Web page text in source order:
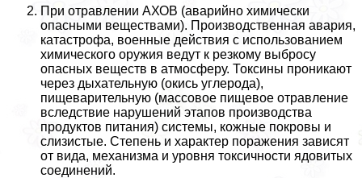
При отравлении АХОВ (аварийно химически
опасными веществами). Производственная авария,
катастрофа, военные действия с использованием
химического оружия ведут к резкому выбросу
опасных веществ в атмосферу. Токсины проникают
через дыхательную (окись углерода),
пищеварительную (массовое пищевое отравление
вследствие нарушений этапов производства
продуктов питания) системы, кожные покровы и
слизистые. Степень и хаpaктер поражения зависят
от вида, механизма и уровня токсичности ядовитых
соединений.